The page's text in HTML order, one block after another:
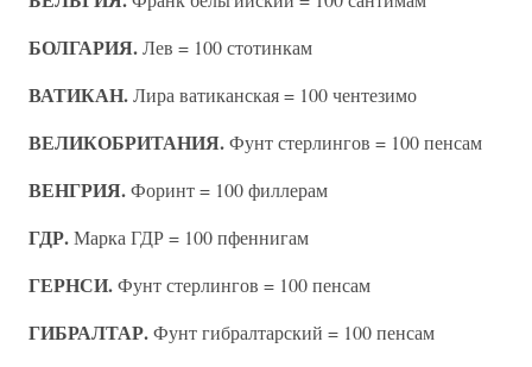
БОЛГАРИЯ.Лев = 100 стотинкам
ВАТИКАН.Лира ватиканская = 100 чентезимо
ВЕЛИКОБРИТАНИЯ.Фунт стерлингов = 100 пенсам
ВЕНГРИЯ.Форинт = 100 филлерам
ГДР.Марка ГДР = 100 пфеннигам
ГЕРНСИ.Фунт стерлингов = 100 пенсам
ГИБРАЛТАР.Фунт гибралтарский = 100 пенсам